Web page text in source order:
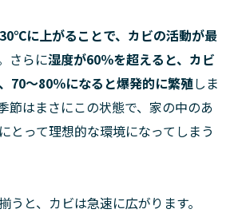
に上がることで、カビの活動が最
さらに湿度が60％を超えると、カビ
70〜80％になると爆発的に繁殖しま
節はまさにこの状態で、家の中のあ
とって理想的な環境になってしまう
うと、カビは急速に広がります。